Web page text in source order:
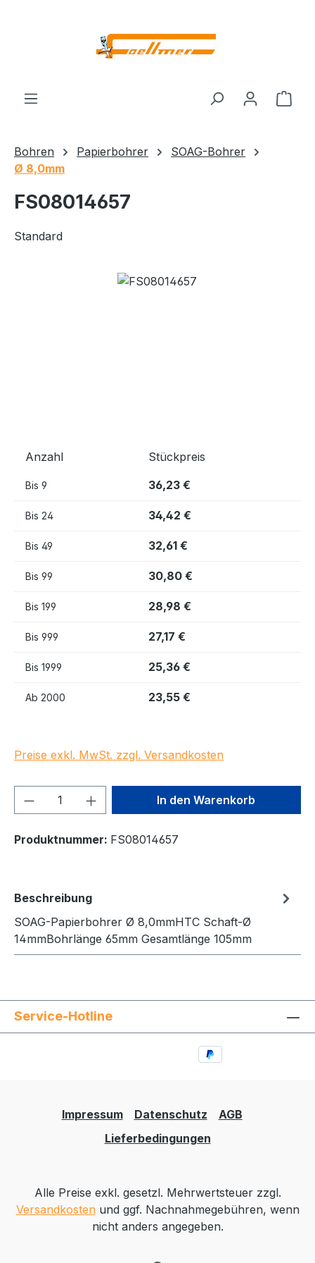
Bohren Papierbohrer
SOAG-Bohrer
Ø 8,0mm
FS08014657
Standard
Bildergalerie überspringen
Anzahl Stückpreis
Bis 9 36,23 €
Bis 24 34,42 €
Bis 49 32,61 €
Bis 99 30,80 €
Bis 199 28,98 €
Bis 999 27,17 €
Bis 1999 25,36 €
Ab 2000 23,55 €
Preise exkl. MwSt. zzgl. Versandkosten
Produkt Anzahl: Gib denIn den Warenkorb
Produktnummer: FS08014657
Beschreibung
SOAG-Papierbohrer Ø 8,0mmHTC Schaft-Ø
14mmBohrlänge 65mm Gesamtlänge 105mm
Service-Hotline
Impressum Datenschutz
AGB
Lieferbedingungen
Alle Preise exkl. gesetzl. Mehrwertsteuer zzgl.
Versandkosten und ggf. Nachnahmegebühren, wenn
nicht anders angegeben.